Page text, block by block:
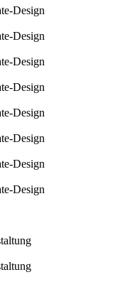
Design
Design
Design
Design
Design
Design
Design
Design